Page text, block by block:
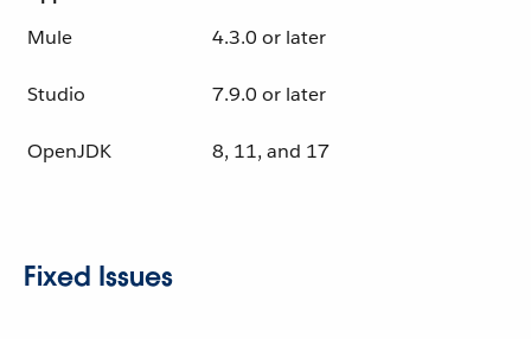
Mule
4.3.0 or later
Studio 7.9.0 or later
OpenJDK 8, 11, and 17
Fixed Issues